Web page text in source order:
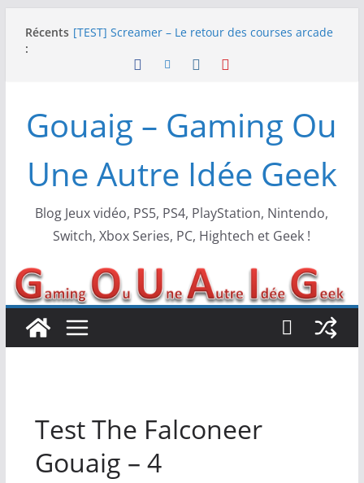
Récents
:
[TEST] Screamer – Le retour des courses arcade
SWITCH 2 : Nouveaux accessoires Turtle Beach X
SNK NEOGEO AES+ : un succès dingue !
NEOGEO AES+ : La légende de l’arcade est de
Gouaig – Gaming Ou
Une Autre Idée Geek
Blog Jeux vidéo, PS5, PS4, PlayStation, Nintendo,
Switch, Xbox Series, PC, Hightech et Geek !
Test The Falconeer
Gouaig – 4